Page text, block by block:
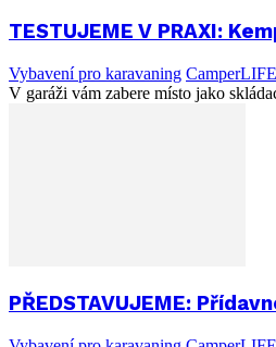
TESTUJEME V PRAXI:
Vybavení pro karavaning
V garáži vám zabere místo jako
PŘEDSTAVUJEME: